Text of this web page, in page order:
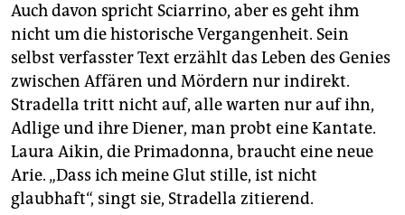
Auch davon spricht Sciarrino, aber es geht ihm
nicht um die historische Vergangenheit. Sein
selbst verfasster Text erzählt das Leben des Genies
zwischen Affären und Mördern nur indirekt.
Stradella tritt nicht auf, alle warten nur auf ihn,
Adlige und ihre Diener, man probt eine Kantate.
Laura Aikin, die Primadonna, braucht eine neue
Arie. „Dass ich meine Glut stille, ist nicht
glaubhaft“, singt sie, Stradella zitierend.